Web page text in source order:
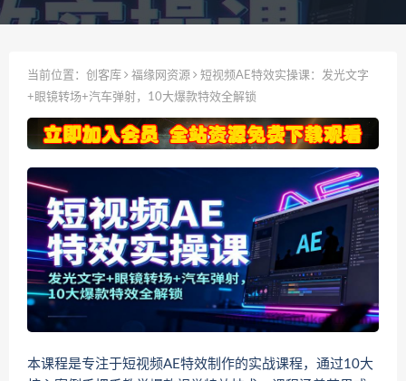
当前位置： 创客库 福缘网资源
短视频AE特效实操课：发光文字
+眼镜转场+汽车弹射，10大爆款特效全解锁
本课程是专注于短视频AE特效制作的实战课程，通过10大